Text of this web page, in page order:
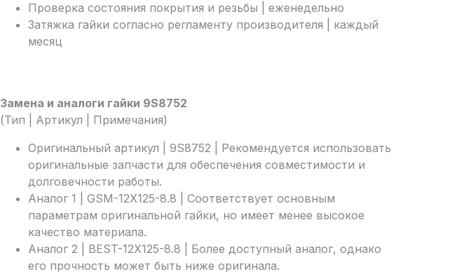
Проверка состояния покрытия и резьбы | еженедельно
Затяжка гайки согласно регламенту производителя | каждый
месяц
Замена и аналоги гайки 9S8752
(Тип | Артикул | Примечания)
Оригинальный артикул | 9S8752 | Рекомендуется использовать
оригинальные запчасти для обеспечения совместимости и
долговечности работы.
Аналог 1 | GSM-12X125-8.8 | Соответствует основным
параметрам оригинальной гайки, но имеет менее высокое
качество материала.
Аналог 2 | BEST-12X125-8.8 | Более доступный аналог, однако
его прочность может быть ниже оригинала.